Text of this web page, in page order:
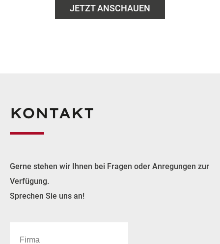
JETZT ANSCHAUEN
KONTAKT
Gerne stehen wir Ihnen bei Fragen oder Anregungen zur
Verfügung.
Sprechen Sie uns an!